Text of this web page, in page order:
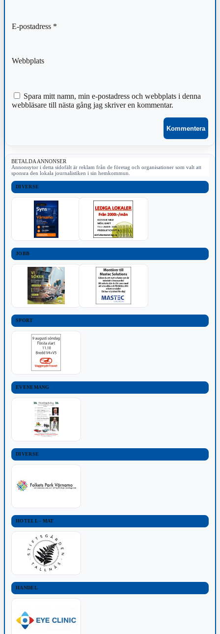
E-postadress *
Webbplats
Spara mitt namn, min e-postadress och webbplats i denna
webbläsare till nästa gång jag skriver en kommentar.
BETALDA ANNONSER
Annonsytor i detta sidofält är reklam från de företag och organisationer som valt att
sponsra den lokala journalistiken i sin hemkommun.
DIVERSE
JOBB
SPORT
EVENEMANG
DIVERSE
HOTELL - MAT
HANDEL